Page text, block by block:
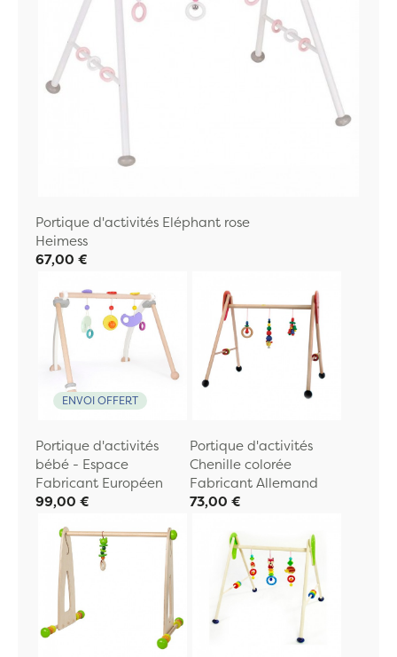
Portique d'activités Eléphant rose
Heimess
67,00 €
ENVOI OFFERT
Portique d'activités
bébé - Espace
Fabricant Européen
99,00 €
Portique d'activités
Chenille colorée
Fabricant Allemand
73,00 €